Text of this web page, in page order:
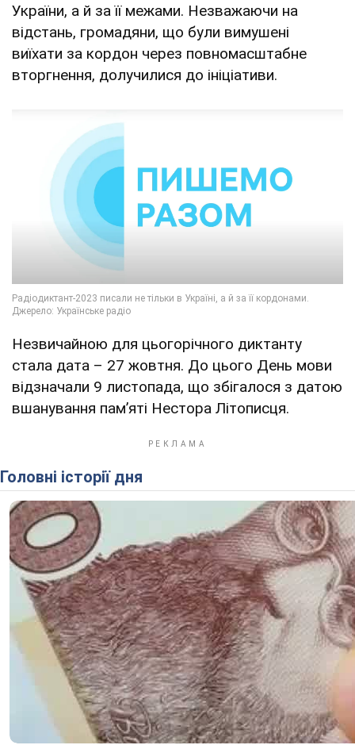
України, а й за її межами. Незважаючи на
відстань, громадяни, що були вимушені
виїхати за кордон через повномасштабне
вторгнення, долучилися до ініціативи.
Незвичайною для цьогорічного диктанту
стала дата – 27 жовтня. До цього День мови
відзначали 9 листопада, що збігалося з датою
вшанування пам’яті Нестора Літописця.
Головні історії дня